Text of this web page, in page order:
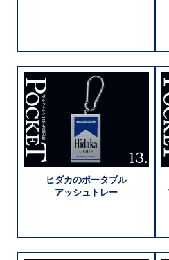
ヒダカのポータブル
アッシュトレー